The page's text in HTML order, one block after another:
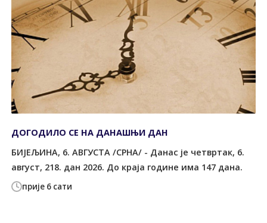
прије 6 сати
ДОГОДИЛО СЕ НА ДАНАШЊИ ДАН
БИЈЕЉИНА, 6. АВГУСТА /СРНА/ - Данас је четвртак, 6.
август, 218. дан 2026. До краја године има 147 дана.